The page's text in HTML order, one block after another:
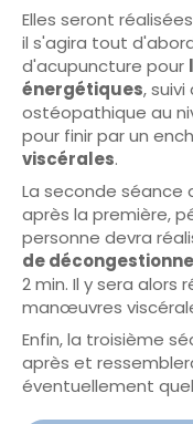
Elles seront
il s'agira tout
d'acupuncture pour
énergétiques, suivi
ostéopathique au
pour finir par un
viscérales.
La seconde séance
après la première,
personne devra
de
2 min. Il y sera alors
manœuvres
Enfin, la troisième
après et
éventuellement